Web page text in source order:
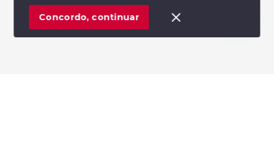
SITE PARA IMOBILIARIA
Concordo, continuar